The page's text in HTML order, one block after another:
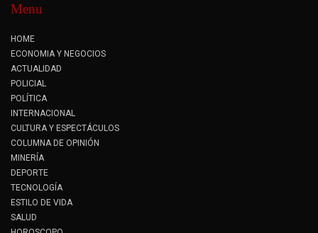
Menu
HOME
ECONOMIA Y NEGOCIOS
ACTUALIDAD
POLICIAL
POLÍTICA
INTERNACIONAL
CULTURA Y ESPECTÁCULOS
COLUMNA DE OPINIÓN
MINERÍA
DEPORTE
TECNOLOGÍA
ESTILO DE VIDA
SALUD